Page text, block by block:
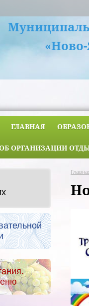
ГЛАВНАЯ
ОРГАНИЗАЦИИ